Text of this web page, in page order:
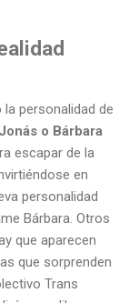
personalidad de
Jonás o Bárbara
escapar de la
en
personalidad
Bárbara. Otros
que aparecen
que sorprenden
Trans